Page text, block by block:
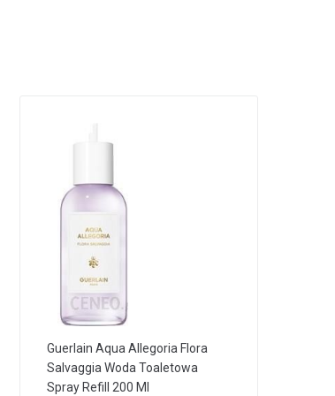
Guerlain Aqua Allegoria Flora
Salvaggia Woda Toaletowa
Spray Refill 200 Ml